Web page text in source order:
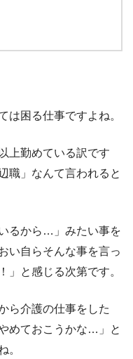
は困る仕事ですよね。
上勤めている訳です
職」なんて言われると
るから…」みたい事を
い自らそんな事を言っ
と感じる次第です。
ら介護の仕事をした
めておこうかな…」と
。